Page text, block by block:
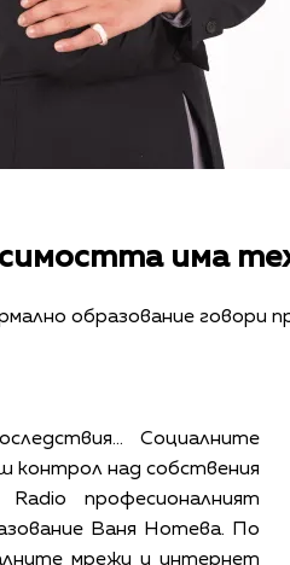
има
образование говори
Социалните
контрол над собствения
професионалният
Ваня Нотева. По
мрежи и интернет